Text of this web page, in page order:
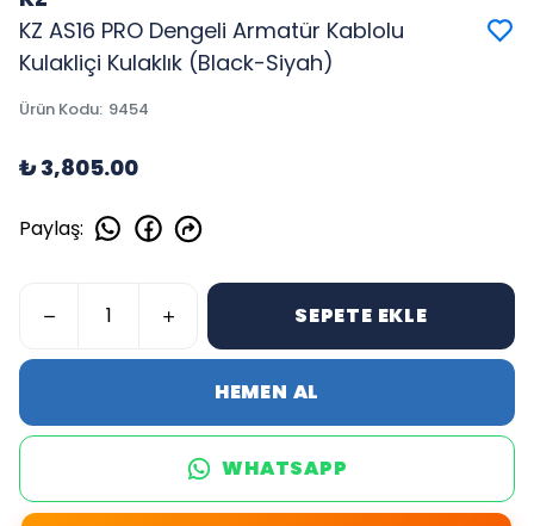
KZ AS16 PRO Dengeli Armatür Kablolu
Kulakliçi Kulaklık (Black-Siyah)
Ürün Kodu: 9454
₺ 3,805.00
Paylaş:
SEPETE EKLE
HEMEN AL
WHATSAPP